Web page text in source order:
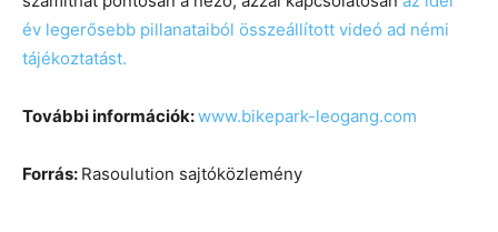
év legerősebb pillanataiból összeállított videó ad némi
tájékoztatást.
További információk:www.bikepark-leogang.com
Forrás: Rasoulution sajtóközlemény